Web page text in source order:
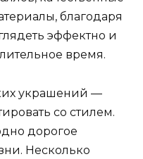
благодаря
эффектно и
время.
украшений —
со стилем.
дорогое
Несколько